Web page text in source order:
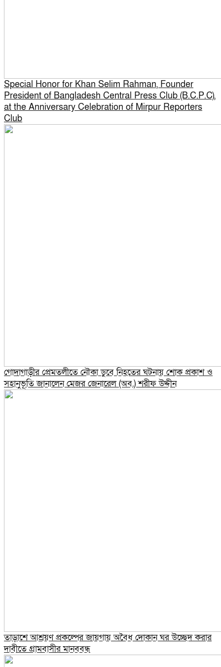
Special Honor for Khan Selim Rahman, Founder
President of Bangladesh Central Press Club (B.C.P.C),
at the Anniversary Celebration of Mirpur Reporters
Club
গোদাগাড়ীর প্রেমতলীতে নৌকা ডুবে নিহতের ঘটনায় শোক প্রকাশ ও
সহানুভূতি জানালেন মেজর জেনারেল (অব.) শরীফ উদ্দীন
তাড়াশে আশ্রয়ণ প্রকল্পের জায়গায় অবৈধ দোকান ঘর উচ্ছেদ করার
দাবীতে গ্রামবাসীর মানববন্ধ